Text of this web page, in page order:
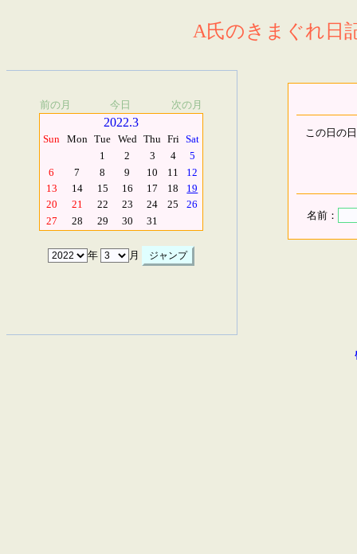
A氏のきまぐれ日
前の月 今日 次の月
2022.3
Sun Mon Tue Wed Thu Fri Sat
1
2 3 4
5
6
7 8 9 10 11
12
13
14 15 16 17 18
19
20
21 22 23 24 25
26
27
28 29 30 31
年 月
この日の
名前：